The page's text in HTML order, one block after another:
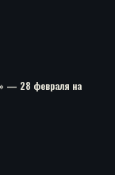
— 28 февраля на